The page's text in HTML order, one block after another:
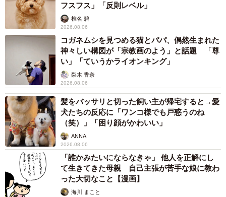
フスフス」「反則レベル」
椎名 碧
2026.08.06
コガネムシを見つめる猫とパパ、偶然生まれた
神々しい構図が「宗教画のよう」と話題 「尊
い」「ていうかライオンキング」
梨木 香奈
2026.08.06
髪をバッサリと切った飼い主が帰宅すると→愛
犬たちの反応に「ワンコ様でも戸惑うのね
（笑）」「困り顔がかわいい」
ANNA
2026.08.06
「誰かみたいにならなきゃ」 他人を正解にし
て生きてきた母親 自己主張が苦手な娘に教わ
った大切なこと【漫画】
海川 まこと